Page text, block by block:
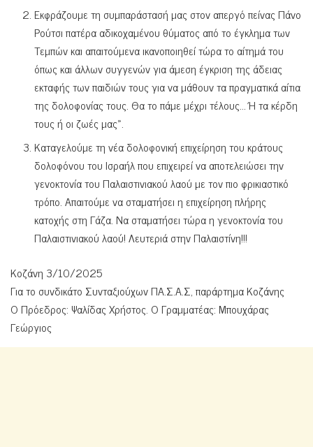
Εκφράζουμε τη συμπαράστασή μας στον απεργό πείνας Πάνο
Ρούτσι πατέρα αδικοχαμένου θύματος από το έγκλημα των
Τεμπών και απαιτούμενα ικανοποιηθεί τώρα το αίτημά του
όπως και άλλων συγγενών για άμεση έγκριση της άδειας
εκταφής των παιδιών τους για να μάθουν τα πραγματικά αίτια
της δολοφονίας τους. Θα το πάμε μέχρι τέλους… Ή τα κέρδη
τους ή οι ζωές μας».
Καταγελούμε τη νέα δολοφονική επιχείρηση του κράτους
δολοφόνου του Ισραήλ που επιχειρεί να αποτελειώσει την
γενοκτονία του Παλαιστινιακού λαού με τον πιο φρικιαστικό
τρόπο. Απαιτούμε να σταματήσει η επιχείρηση πλήρης
κατοχής στη Γάζα. Να σταματήσει τώρα η γενοκτονία του
Παλαιστινιακού λαού! Λευτεριά στην Παλαιστίνη!!!
Κοζάνη 3/10/2025
Για το συνδικάτο Συνταξιούχων ΠΑ.Σ.Α.Σ, παράρτημα Κοζάνης
Ο Πρόεδρος: Ψαλίδας Χρήστος. Ο Γραμματέας: Μπουχάρας
Γεώργιος